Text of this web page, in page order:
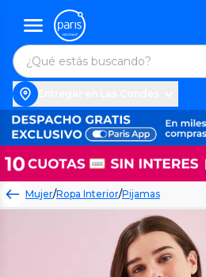
Mujer/Ropa Interior/Pijamas